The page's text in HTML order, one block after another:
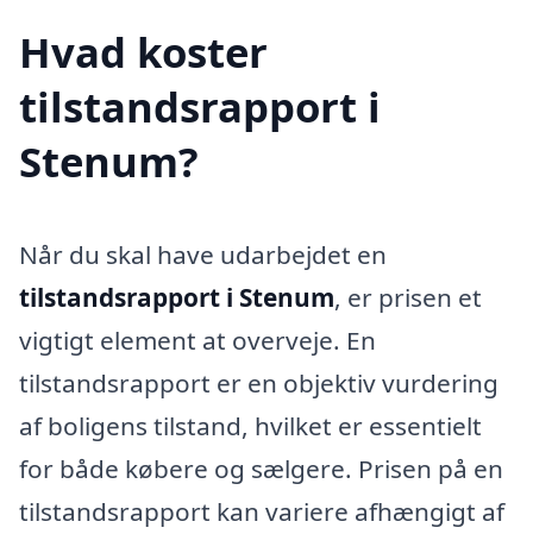
Hvad koster
tilstandsrapport i
Stenum?
Når du skal have udarbejdet en
tilstandsrapport i Stenum, er prisen et
vigtigt element at overveje. En
tilstandsrapport er en objektiv vurdering
af boligens tilstand, hvilket er essentielt
for både købere og sælgere. Prisen på en
tilstandsrapport kan variere afhængigt af